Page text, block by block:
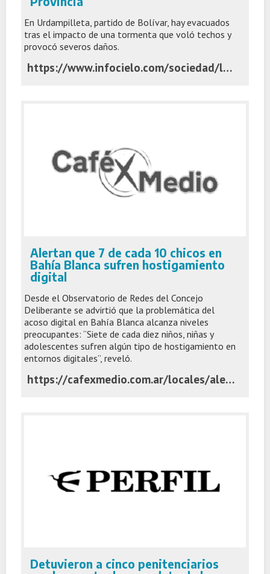
En Urdampilleta, partido de Bolívar, hay evacuados
tras el impacto de una tormenta que voló techos y
provocó severos daños.
https://www.infocielo.com/sociedad/la-tormenta-trajo-granizo-y-provoco-serios-destrozos-en-el-oeste-de-la-provincia
Alertan que 7 de cada 10 chicos en
Bahía Blanca sufren hostigamiento
digital
Desde el Observatorio de Redes del Concejo
Deliberante se advirtió que la problemática del
acoso digital en Bahía Blanca alcanza niveles
preocupantes: “Siete de cada diez niños, niñas y
adolescentes sufren algún tipo de hostigamiento en
entornos digitales”, reveló.
https://cafexmedio.com.ar/locales/alertan-que-7-de-cada-10-chicos-en-bahia-blanca-sufren-hostigamiento-digital/
Detuvieron a cinco penitenciarios